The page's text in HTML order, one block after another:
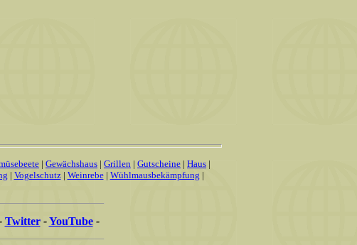
| Gewächshaus | Grillen | Gutscheine | Haus |
| Vogelschutz| Weinrebe| Wühlmausbekämpfung |
Twitter - YouTube -